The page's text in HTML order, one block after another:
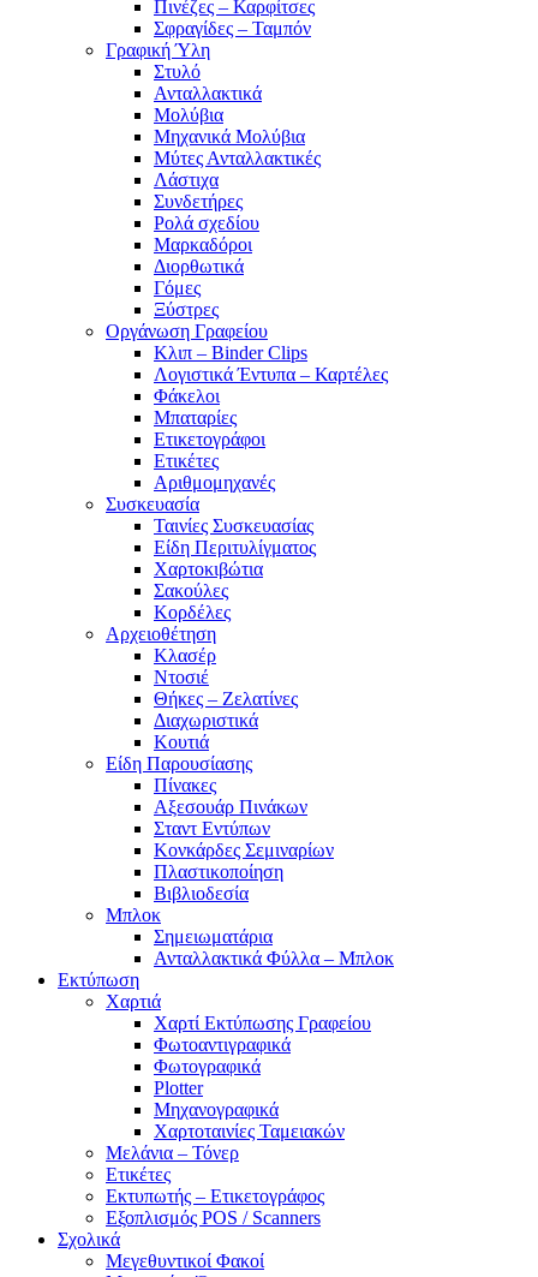
Πινέζες – Καρφίτσες
Σφραγίδες – Ταμπόν
Γραφική Ύλη
Στυλό
Ανταλλακτικά
Μολύβια
Μηχανικά Μολύβια
Μύτες Ανταλλακτικές
Λάστιχα
Συνδετήρες
Ρολά σχεδίου
Μαρκαδόροι
Διορθωτικά
Γόμες
Ξύστρες
Οργάνωση Γραφείου
Κλιπ – Binder Clips
Λογιστικά Έντυπα – Καρτέλες
Φάκελοι
Μπαταρίες
Ετικετογράφοι
Ετικέτες
Αριθμομηχανές
Συσκευασία
Ταινίες Συσκευασίας
Είδη Περιτυλίγματος
Χαρτοκιβώτια
Σακούλες
Κορδέλες
Αρχειοθέτηση
Κλασέρ
Ντοσιέ
Θήκες – Ζελατίνες
Διαχωριστικά
Κουτιά
Είδη Παρουσίασης
Πίνακες
Αξεσουάρ Πινάκων
Σταντ Εντύπων
Κονκάρδες Σεμιναρίων
Πλαστικοποίηση
Βιβλιοδεσία
Μπλοκ
Σημειωματάρια
Ανταλλακτικά Φύλλα – Μπλοκ
Εκτύπωση
Χαρτιά
Χαρτί Εκτύπωσης Γραφείου
Φωτοαντιγραφικά
Φωτογραφικά
Plotter
Μηχανογραφικά
Χαρτοταινίες Ταμειακών
Μελάνια – Τόνερ
Ετικέτες
Εκτυπωτής – Ετικετογράφος
Εξοπλισμός POS / Scanners
Σχολικά
Μεγεθυντικοί Φακοί